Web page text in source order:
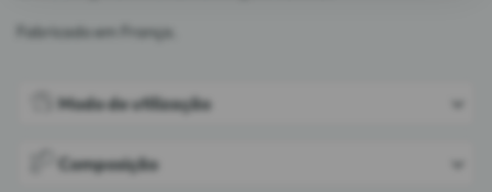
Fabricado em França.
Modo de utilização
Composição